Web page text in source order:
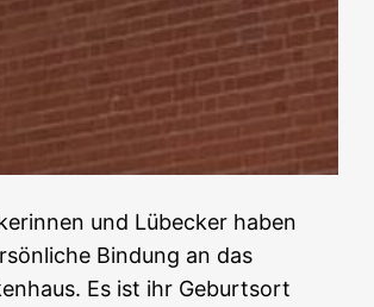
und Lübecker haben
Bindung an das
Es ist ihr Geburtsort